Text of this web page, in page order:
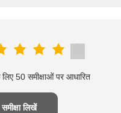
50 समीक्षाओं पर आधारित
समीक्षा लिखें